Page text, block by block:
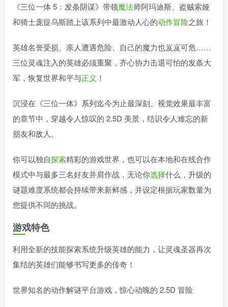
《三位一体 5：发条阴谋》带领魔法师阿玛迪斯、盗贼索娅
和骑士庞提乌斯踏上该系列中最激动人心的动作冒险之旅！
英雄名誉受损、亲人遭遇危险、自己的魔力也岌岌可危……
三位灵魂注入的英雄必须重聚，齐心协力击退可怕的发条大
军，恢复世界和平与正义 ！
沉浸在《三位一体》系列迄今为止最深刻、视觉效果最丰富
的章节中，穿越令人惊叹的 2.5D 美景，结识令人难忘的新
朋友和敌人。
你可以独自探索精彩的游戏世界，也可以在本地和在线合作
模式中与最多三名好友并肩作战，无论你选择什么，升级的
谜题难度系统都会持续带来新鲜感，并设定根据玩家数量为
您提供不同的挑战。
游戏特色
利用全新的技能探索系统升级英雄的能力，让灵魂圣器再次
集结的英雄们能够书写更多的传奇！
世界知名的动作解谜平台游戏，惊心动魄的 2.5D 冒险